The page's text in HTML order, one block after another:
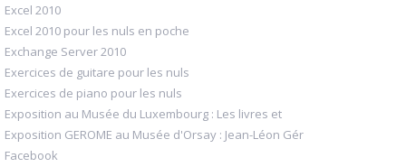
Excel 2010
Excel 2010 pour les nuls en poche
Exchange Server 2010
Exercices de guitare pour les nuls
Exercices de piano pour les nuls
Exposition au Musée du Luxembourg : Les livres et
Exposition GEROME au Musée d'Orsay : Jean-Léon Gér
Facebook